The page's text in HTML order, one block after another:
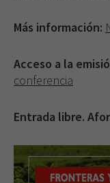
Más información:
Acceso a la
conferencia
Entrada libre.